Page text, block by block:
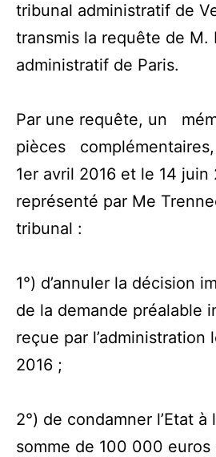
tribunal administratif de
transmis la requête de M.
administratif de Paris.
Par une requête, un
pièces
1er avril 2016 et le 14 juin
représenté par Me
tribunal :
1°) d’annuler la décision
de la demande préalable
reçue par l’administration
2016 ;
2°) de condamner l’Etat à
somme de 100 000 euros